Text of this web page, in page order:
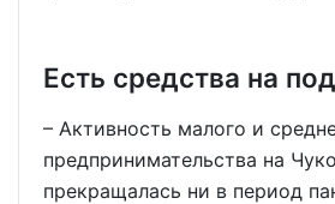
Есть средства на
– Активность малого и
предпринимательства на
прекращалась ни в период